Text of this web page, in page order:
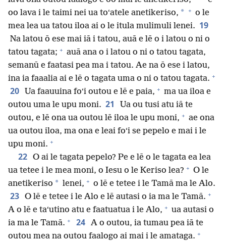
oo lava i le taimi nei ua toʻatele anetikeriso, * + o le
mea lea ua tatou iloa ai o le itula mulimuli lenei. 19
Na latou ō ese mai iā i tatou, auā e lē o i latou o ni o
tatou tagata; + auā ana o i latou o ni o tatou tagata,
semanū e faatasi pea ma i tatou. Ae na ō ese i latou,
ina ia faaalia ai e lē o tagata uma o ni o tatou tagata. +
20 Ua faauuina foʻi outou e lē e paia, + ma ua iloa e
outou uma le upu moni. 21
Ua ou tusi atu iā te
outou, e lē ona ua outou lē iloa le upu moni, + ae ona
ua outou iloa, ma ona e leai foʻi se pepelo e mai i le
upu moni. +
22 O ai le tagata pepelo? Pe e lē o le tagata ea lea
ua tetee i le mea moni, o Iesu o le Keriso lea? + O le
anetikeriso * lenei, + o lē e tetee i le Tamā ma le Alo.
23 O lē e tetee i le Alo e lē autasi o ia ma le Tamā. +
A o lē e taʻutino atu e faatuatua i le Alo, + ua autasi o
ia ma le Tamā. + 24 A o outou, ia tumau pea iā te
outou mea na outou faalogo ai mai i le amataga. +